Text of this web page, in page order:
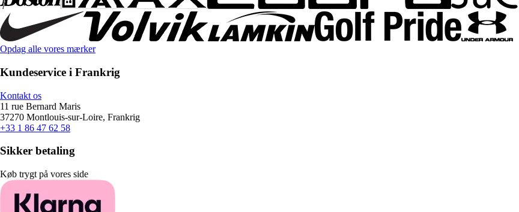
Opdag alle vores mærker
Kundeservice i Frankrig
Kontakt os
11 rue Bernard Maris
37270 Montlouis-sur-Loire, Frankrig
+33 1 86 47 62 58
Sikker betaling
Køb trygt på vores side